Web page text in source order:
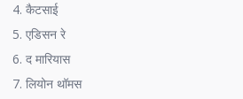
4. कैटसाई
5. एडिसन रे
6. द मारियास
7. लियोन थॉमस